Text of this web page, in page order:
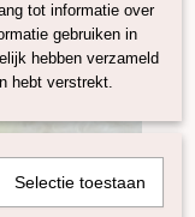
tot informatie over
gebruiken in
hebben verzameld
hebt verstrekt.
Selectie toestaan